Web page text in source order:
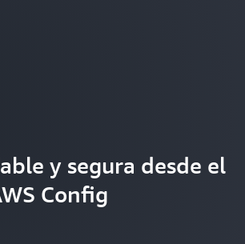
y segura desde el
Config